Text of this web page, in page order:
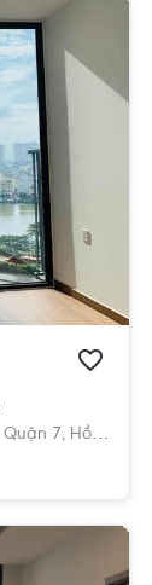
Quận 7, Hồ Chí Minh